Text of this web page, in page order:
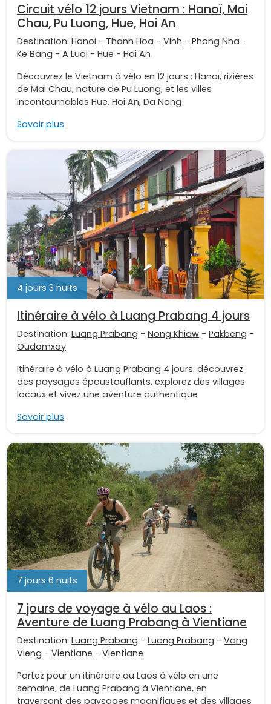
Circuit vélo 12 jours Vietnam : Hanoï, Mai
Chau, Pu Luong, Hue, Hoi An
Destination: Hanoi - Thanh Hoa - Vinh - Phong Nha -
Ke Bang - A Luoi - Hue - Hoi An
Découvrez le Vietnam à vélo en 12 jours : Hanoï, rizières
de Mai Chau, nature de Pu Luong, et les villes
incontournables Hue, Hoi An, Da Nang
Savoir plus
4 jours 3 nuits
Itinéraire à vélo à Luang Prabang 4 jours
Destination: Luang Prabang - Nong Khiaw - Pakbeng -
Oudomxay
Itinéraire à vélo à Luang Prabang 4 jours: découvrez
des paysages époustouflants, explorez des villages
locaux et vivez une aventure authentique
Savoir plus
7 jours 6 nuits
7 jours de voyage à vélo au Laos :
Aventure de Luang Prabang à Vientiane
Destination: Luang Prabang - Luang Prabang - Vang
Vieng - Vientiane - Vientiane
Partez pour un itinéraire au Laos à vélo en une
semaine, de Luang Prabang à Vientiane, en
traversant des paysages magnifiques et des villages